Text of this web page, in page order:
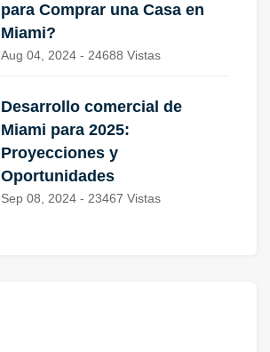
para Comprar una Casa en
Miami?
Aug 04, 2024 - 24688 Vistas
Desarrollo comercial de
Miami para 2025:
Proyecciones y
Oportunidades
Sep 08, 2024 - 23467 Vistas